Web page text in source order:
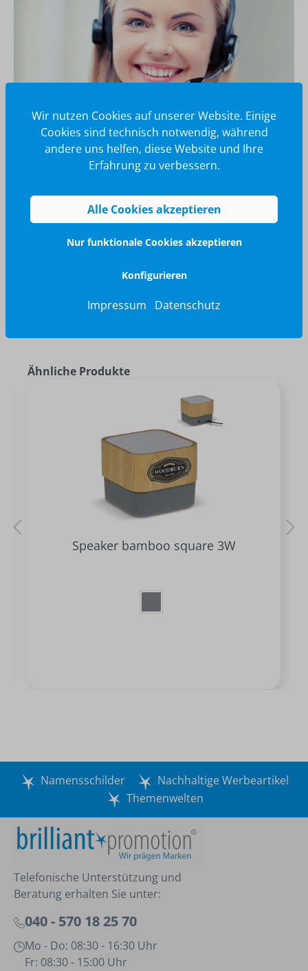
Wir glänzen für Sie
040 / 570 18 25 70
info@brilliant-promotion.com
Jetzt anfragen
Ähnliche Produkte
Speaker bamboo square 3W
Namensschilder
Nachhaltige Werbeartikel
Themenwelten
Telefonische Unterstützung und
Beratung erhalten Sie unter:
040 - 570 18 25 70
Mo - Do: 08:30 - 16:30 Uhr
Fr: 08:30 - 15:00 Uhr
Wir nutzen Cookies auf unserer Website. Einige
Cookies sind technisch notwendig, während
andere uns helfen, diese Website und Ihre
Erfahrung zu verbessern.
Alle Cookies akzeptieren
Nur funktionale Cookies akzeptieren
Konfigurieren
Impressum Datenschutz